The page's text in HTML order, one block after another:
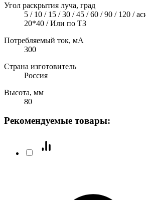
Угол раскрытия луча, град
5 / 10 / 15 / 30 / 45 / 60 / 90 / 120 /
20*40 / Или по ТЗ
Потребляемый ток, мА
300
Страна изготовитель
Россия
Высота, мм
80
Рекомендуемые товары: